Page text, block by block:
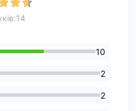
10
2
2